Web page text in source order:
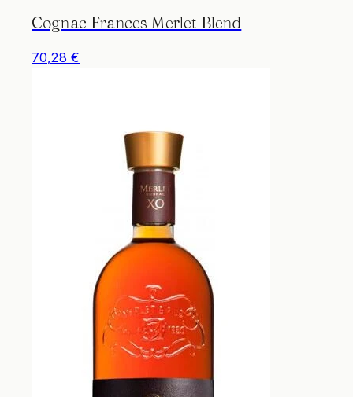
Cognac Frances Merlet Blend
70,28 €